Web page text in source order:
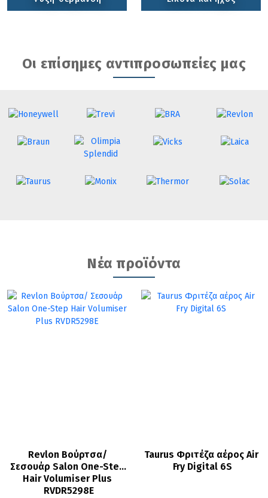
Οι επίσημες αντιπροσωπείες μας
Νέα προϊόντα
Revlon Βούρτσα/
Σεσουάρ Salon One-Step
Hair Volumiser Plus
RVDR5298E
Taurus Φριτέζα αέρος Air
Fry Digital 6S